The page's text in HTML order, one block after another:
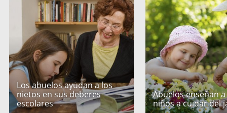
Los abuelos ayudan a los
nietos en sus deberes
escolares
Abuelos enseñan
niños a cuidar del